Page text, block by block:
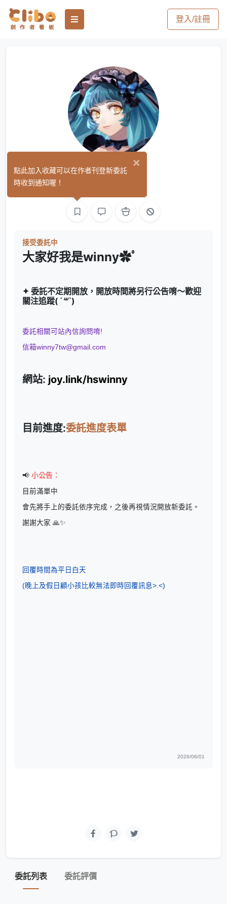
登入/註冊
Winny
接受委託中
大家好我是winny✿ﾟ
✦ 委託不定期開放，開放時間將另行公告唷～歡迎
關注追蹤( ´꒳`)
委託相關可站內信詢問唷!
信箱winny7tw@gmail.com
網站: joy.link/hswinny
目前進度:委託進度表單
📢 小公告：
目前滿單中
會先將手上的委託依序完成，之後再視情況開放新委託。
謝謝大家 🙏✨
回覆時間為平日白天
(晚上及假日顧小孩比較無法即時回覆訊息>.<)
2026/06/01
委託列表 委託評價
×
點此加入收藏可以在作者刊登新委託
時收到通知喔！